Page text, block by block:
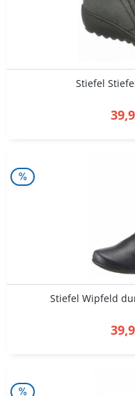
Stiefel
Stiefel Wipfeld